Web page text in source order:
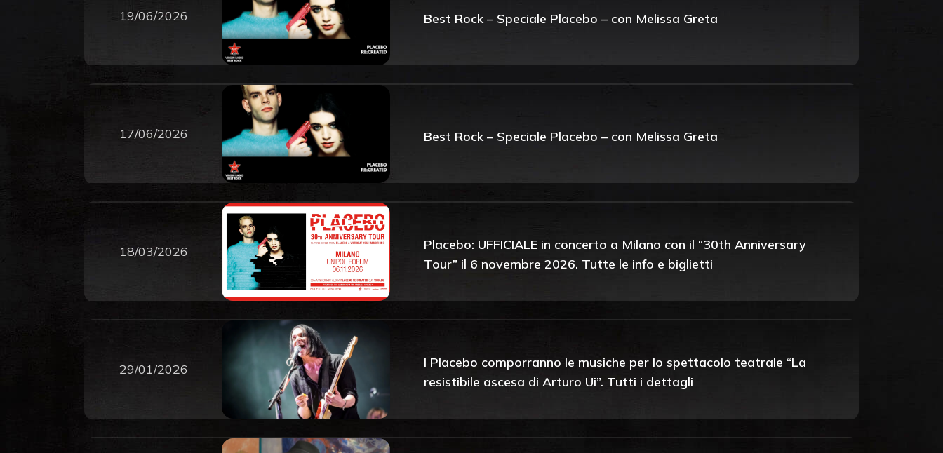
19/06/2026 Best Rock – Speciale Placebo – con Melissa Greta
17/06/2026 Best Rock – Speciale Placebo – con Melissa Greta
18/03/2026
Placebo: UFFICIALE in concerto a Milano con il “30th Anniversary
Tour” il 6 novembre 2026. Tutte le info e biglietti
29/01/2026
I Placebo comporranno le musiche per lo spettacolo teatrale “La
resistibile ascesa di Arturo Ui”. Tutti i dettagli